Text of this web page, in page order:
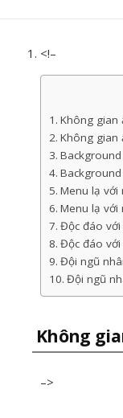
<!–
Không gian
Không gian
Menu lạ
Menu lạ
Độc đáo
Độc đáo
Đội ngũ
Đội ngũ
Không
–>